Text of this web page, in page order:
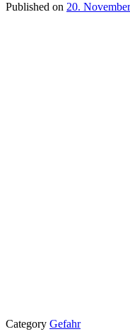
Published on 20.
Category Gefahr